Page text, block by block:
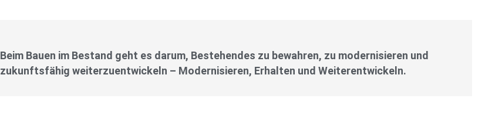
Beim Bauen im Bestand geht es darum, Bestehendes zu bewahren, zu modernisieren und
zukunftsfähig weiterzuentwickeln – Modernisieren, Erhalten und Weiterentwickeln.